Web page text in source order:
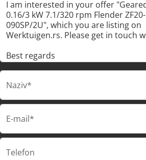
Naziv*
E-mail*
Telefon